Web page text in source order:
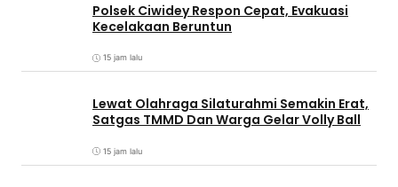
Polsek Ciwidey Respon Cepat, Evakuasi
Kecelakaan Beruntun
15 jam lalu
Lewat Olahraga Silaturahmi Semakin Erat,
Satgas TMMD Dan Warga Gelar Volly Ball
15 jam lalu